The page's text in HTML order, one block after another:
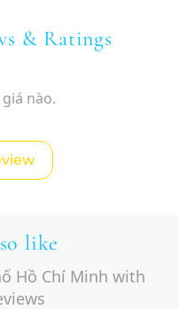
& Ratings
nào.
like
Hồ Chí Minh with